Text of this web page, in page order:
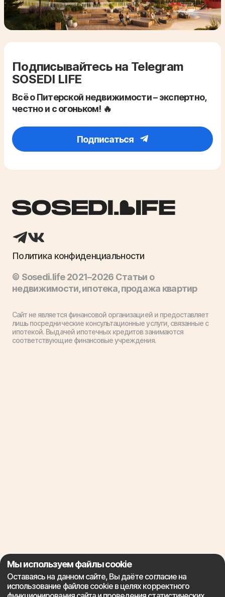
Подписывайтесь на Telegram
SOSEDI LIFE
Всё о Питерской недвижимости – экспертно,
честно и с огоньком! 🔥
Подписаться
Политика конфиденциальности
© Sosedi.life 2021–2026 Статьи о
недвижимости, ипотека, продажа квартир
Сайт не является финансовой организацией и предоставляет
лишь посреднические консультационные услуги, связанные с
ипотекой. Выдачей ипотечных кредитов занимаются
соответствующие финансовые учреждения.
Мы используем файлы cookie
Оставаясь на данном сайте, Вы даёте согласие на
использование файлов cookie в целях корректного